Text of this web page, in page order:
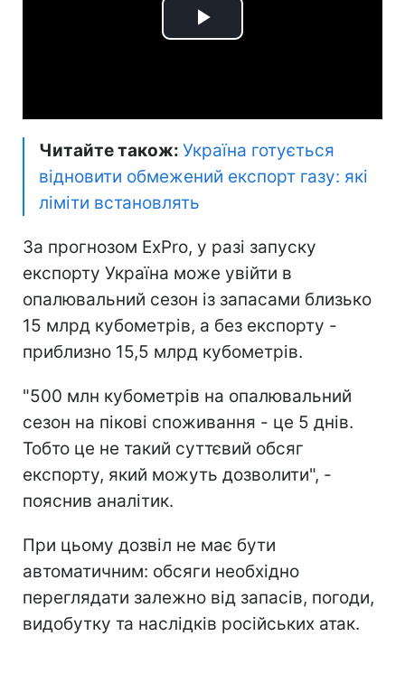
Play
Читайте також: Україна готується
відновити обмежений експорт газу: які
ліміти встановлять
За прогнозом ExPro, у разі запуску
експорту Україна може увійти в
опалювальний сезон із запасами близько
15 млрд кубометрів, а без експорту -
приблизно 15,5 млрд кубометрів.
"500 млн кубометрів на опалювальний
сезон на пікові споживання - це 5 днів.
Тобто це не такий суттєвий обсяг
експорту, який можуть дозволити", -
пояснив аналітик.
При цьому дозвіл не має бути
автоматичним: обсяги необхідно
переглядати залежно від запасів, погоди,
видобутку та наслідків російських атак.